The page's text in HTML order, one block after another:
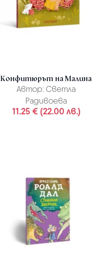
Конфитюрът на Малина
Автор: Светла
Радивоева
11.25 € (22.00 лв.)